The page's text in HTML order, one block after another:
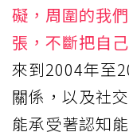
礙，周圍的我
張，不斷把自
來到2004年至
關係，以及社
能承受著認知